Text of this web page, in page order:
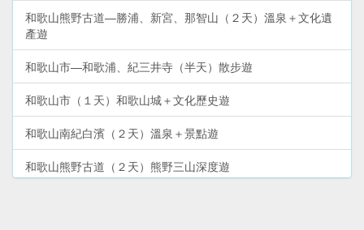
和歌山熊野古道—勝浦、新宮、那智山（２天）溫泉＋文化遺
產遊
和歌山市—和歌浦、紀三井寺（半天）散步遊
和歌山市（１天）和歌山城＋文化歷史遊
和歌山南紀白濱（２天）溫泉＋景點遊
和歌山熊野古道（２天）熊野三山深度遊